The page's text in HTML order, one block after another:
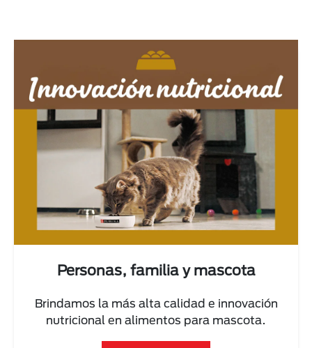
Personas, familia y mascota
Brindamos la más alta calidad e innovación
nutricional en alimentos para mascota.